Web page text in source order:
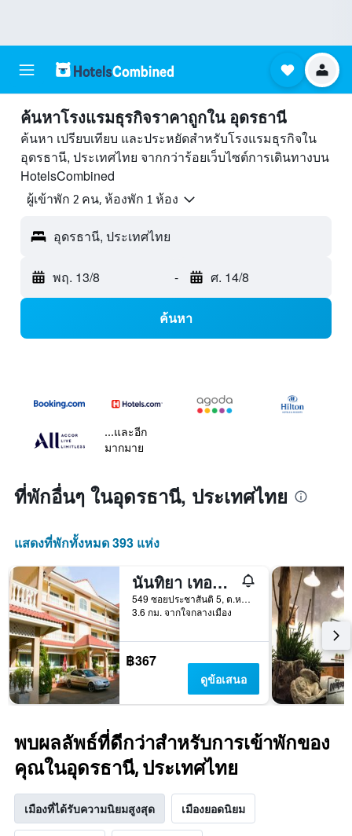
ค้นหาโรงแรมธุรกิจราคาถูกใน อุดรธานี
ค้นหา เปรียบเทียบ และประหยัดสำหรับโรงแรมธุรกิจใน
อุดรธานี, ประเทศไทย จากกว่าร้อยเว็บไซต์การเดินทางบน
HotelsCombined
ผู้เข้าพัก 2 คน, ห้องพัก 1 ห้อง
อุดรธานี, ประเทศไทย
พฤ. 13/8 - ศ. 14/8
ค้นหา
...และอีก
มากมาย
ที่พักอื่นๆ ในอุดรธานี, ประเทศไทย
แสดงที่พักทั้งหมด 393 แห่ง
นันทิยา เทอร์เรซ
549 ซอยประชาสันติ 5, ต.หนองบัว อ.เมือง, อุดรธานี, ประเทศไทย
3.6 กม. จากใจกลางเมือง
฿367
ดูข้อเสนอ
พบผลลัพธ์ที่ดีกว่าสำหรับการเข้าพักของ
คุณในอุดรธานี, ประเทศไทย
เมืองที่ได้รับความนิยมสูงสุด เมืองยอดนิยม